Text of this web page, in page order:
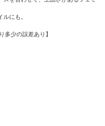
にも。
多少の誤差あり】